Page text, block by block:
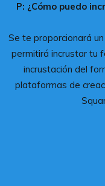
P: ¿Cómo puedo
Se te proporcionará
permitirá incrustar tu
incrustación del
plataformas de